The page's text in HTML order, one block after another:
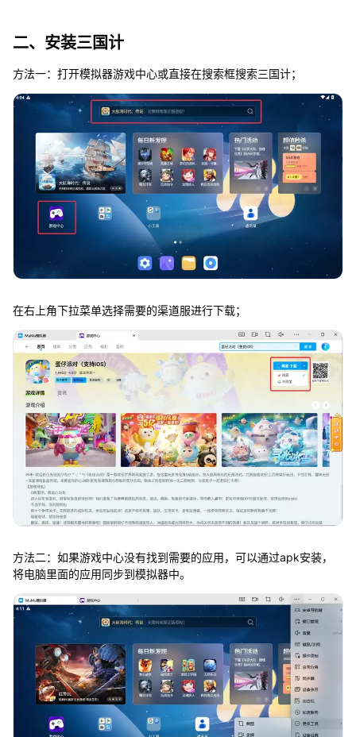
二、安装三国计
方法一：打开模拟器游戏中心或直接在搜索框搜索三国计；
在右上角下拉菜单选择需要的渠道服进行下载；
方法二：如果游戏中心没有找到需要的应用，可以通过apk安装，
将电脑里面的应用同步到模拟器中。